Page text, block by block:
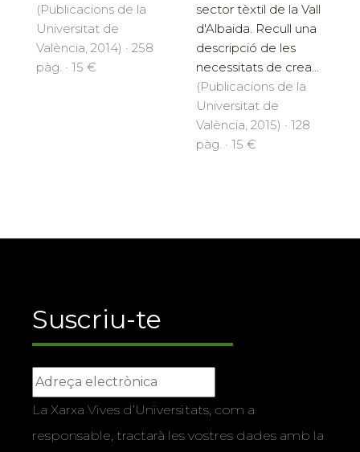
(Publicacions de la
Universitat de
València, 2014) · 258
pàg. · 15 €
sector tèxtil de la Vall
d'Albaida. Recull una
descripció de les
necessitats de crea...
(Publicacions de la
Universitat de
València, 2015) · 128
pàg. · 15 €
Suscriu-te
La Xarxa Vives d’Universitats, com a
responsable, tractarà les vostres dades amb la